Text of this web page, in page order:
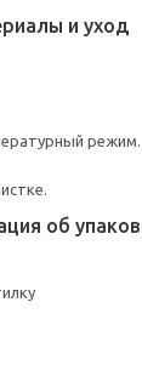
и уход
режим.
об